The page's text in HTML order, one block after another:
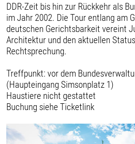
DDR-Zeit bis hin zur Rückkehr als
im Jahr 2002. Die Tour entlang am
deutschen Gerichtsbarkeit vereint
Architektur und den aktuellen
Rechtsprechung.
Treffpunkt: vor dem
(Haupteingang Simsonplatz 1)
Haustiere nicht gestattet
Buchung siehe Ticketlink